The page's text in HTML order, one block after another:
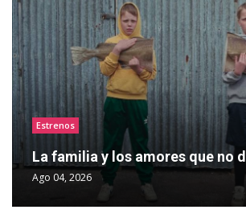
Estrenos
La familia y los amores que no
Ago 04, 2026